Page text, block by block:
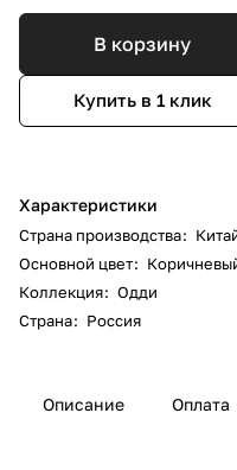
В корзину
Купить в 1 клик
Характеристики
Страна производства:
Основной цвет:
Коллекция: Одди
Страна: Россия
Описание Оплата